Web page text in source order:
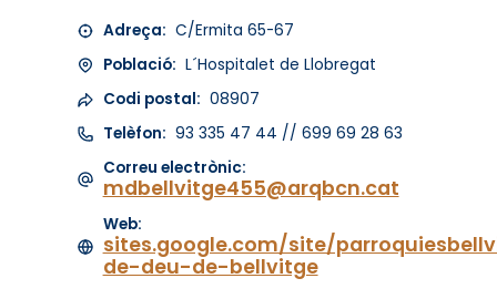
Adreça: C/Ermita 65-67
Població: L´Hospitalet de Llobregat
Codi postal: 08907
Telèfon: 93 335 47 44 // 699 69 28 63
Correu electrònic:
mdbellvitge455@arqbcn.cat
Web:
sites.google.com/site/
de-deu-de-bellvitge